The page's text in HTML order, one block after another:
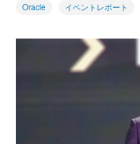
Oracle イベントレポート